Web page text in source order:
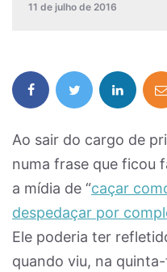
11 de julho de 2016
Ao sair do cargo de
numa frase que ficou
a mídia de “caçar
despedaçar por
Ele poderia ter
quando viu, na